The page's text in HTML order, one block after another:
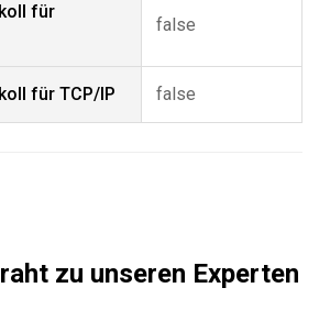
für
false
für TCP/IP false
zu unseren Experten